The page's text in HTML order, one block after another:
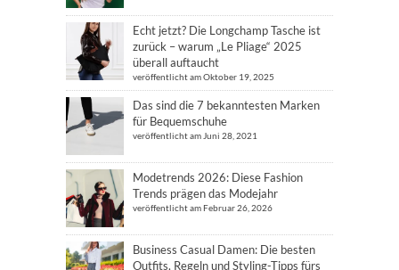
Echt jetzt? Die Longchamp Tasche ist
zurück – warum „Le Pliage“ 2025
überall auftaucht
veröffentlicht am Oktober 19, 2025
Das sind die 7 bekanntesten Marken
für Bequemschuhe
veröffentlicht am Juni 28, 2021
Modetrends 2026: Diese Fashion
Trends prägen das Modejahr
veröffentlicht am Februar 26, 2026
Business Casual Damen: Die besten
Outfits, Regeln und Styling-Tipps fürs